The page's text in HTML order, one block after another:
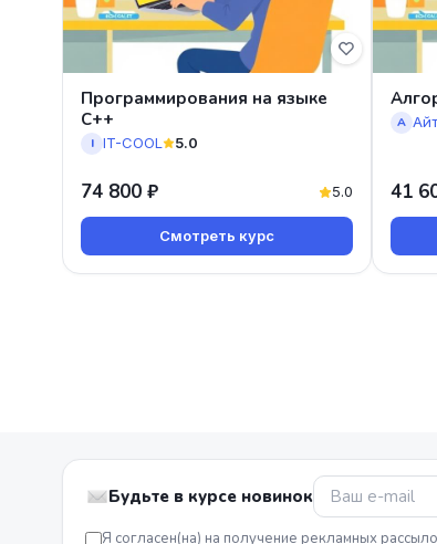
Программирования на языке
C++
I IT-COOL 5.0
74 800 ₽ 5.0
Смотреть курс
А
41
Будьте в курсе новинок
Я согласен(на) на получение рекламных